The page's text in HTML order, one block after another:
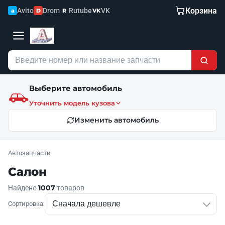
a Avito D Drom R RutubeVKVK Корзина
Выберите автомобиль
Уточнить модель кузова
Изменить автомобиль
Автозапчасти
Салон
Найдено1007товаров
Сортировка: